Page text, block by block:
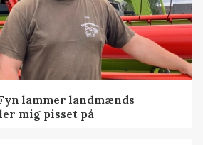
lammer landmænds
mig pisset på